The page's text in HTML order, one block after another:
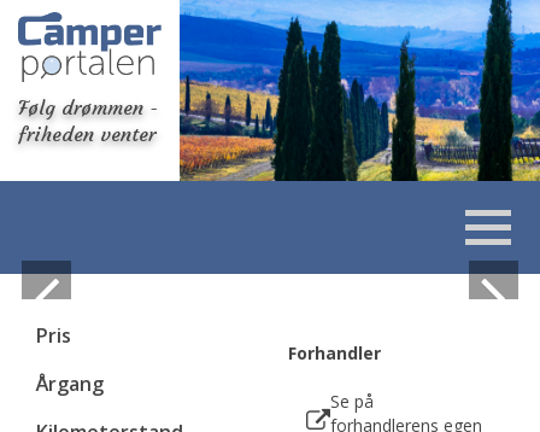
Følg drømmen -
friheden venter
Pris
Årgang
Forhandler
Se på
forhandlerens egen